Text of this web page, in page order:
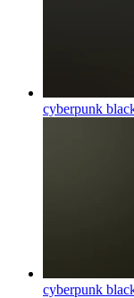
cyberpunk
cyberpunk